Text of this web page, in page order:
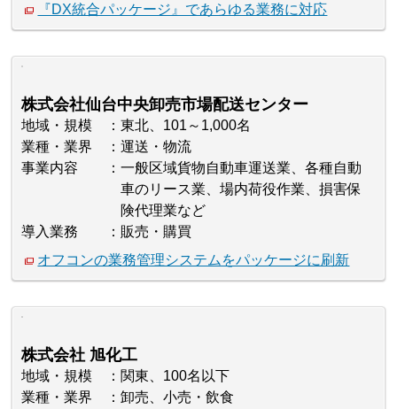
『DX統合パッケージ』であらゆる業務に対応
株式会社仙台中央卸売市場配送センター
地域・規模
東北、101～1,000名
業種・業界
運送・物流
事業内容
一般区域貨物自動車運送業、各種自動
車のリース業、場内荷役作業、損害保
険代理業など
導入業務
販売・購買
オフコンの業務管理システムをパッケージに刷新
株式会社 旭化工
地域・規模
関東、100名以下
業種・業界
卸売、小売・飲食